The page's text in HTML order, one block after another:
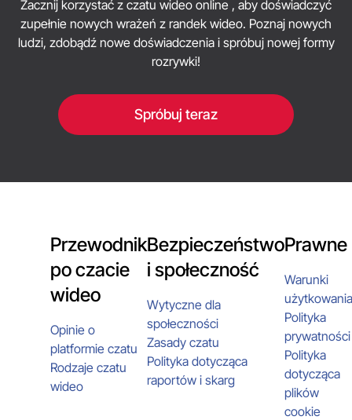
poufnych informacji i trzymaj się tematów, w
których obie strony czują się komfortowo.
Zacznij korzystać z czatu wideo online , aby doświadczyć
zupełnie nowych wrażeń z randek wideo. Poznaj nowych
ludzi, zdobądź nowe doświadczenia i spróbuj nowej formy
rozrywki!
Spróbuj teraz
Przewodnik
po czacie
wideo
Opinie o
platformie czatu
Rodzaje czatu
wideo
Bezpieczeństwo
i społeczność
Wytyczne dla
społeczności
Zasady czatu
Polityka dotycząca
raportów i skarg
Prawne
Warunki
użytkowania
Polityka
prywatności
Polityka
dotycząca
plików
cookie